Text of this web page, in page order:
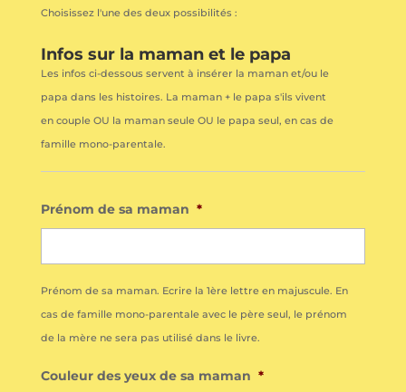
Choisissez l'une des deux possibilités :
Infos sur la maman et le papa
Les infos ci-dessous servent à insérer la maman et/ou le
papa dans les histoires. La maman + le papa s'ils vivent
en couple OU la maman seule OU le papa seul, en cas de
famille mono-parentale.
Prénom de sa maman *
Prénom de sa maman. Ecrire la 1ère lettre en majuscule. En
cas de famille mono-parentale avec le père seul, le prénom
de la mère ne sera pas utilisé dans le livre.
Couleur des yeux de sa maman *